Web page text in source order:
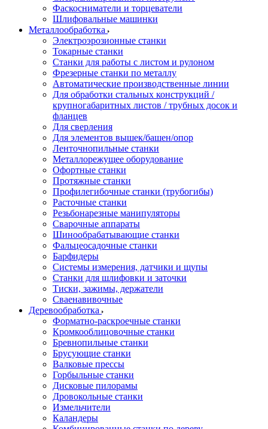
Фаскосниматели и торцеватели
Шлифовальные машинки
Металлообработка
Электроэрозионные станки
Токарные станки
Станки для работы с листом и рулоном
Фрезерные станки по металлу
Автоматические производственные линии
Для обработки стальных конструкций /
крупногабаритных листов / трубных досок и
фланцев
Для сверления
Для элементов вышек/башен/опор
Ленточнопильные станки
Металлорежущее оборудование
Офортные станки
Протяжные станки
Профилегибочные станки (трубогибы)
Расточные станки
Резьбонарезные манипуляторы
Сварочные аппараты
Шинообрабатывающие станки
Фальцеосадочные станки
Барфидеры
Системы измерения, датчики и щупы
Станки для шлифовки и заточки
Тиски, зажимы, держатели
Cваенавивочные
Деревообработка
Форматно-раскроечные станки
Кромкооблицовочные станки
Бревнопильные станки
Брусующие станки
Валковые прессы
Горбыльные станки
Дисковые пилорамы
Дровокольные станки
Измельчители
Каландеры